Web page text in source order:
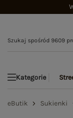
Kategorie
eButik Sukienki